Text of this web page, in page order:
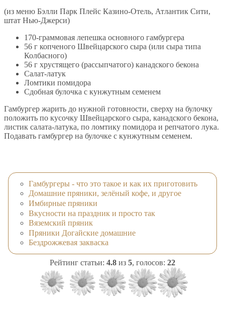
(из меню Бэлли Парк Плейс Казино-Отель, Атлантик Сити,
штат Нью-Джерси)
170-граммовая лепешка основного гамбургера
56 г копченого Швейцарского сыра (или сыра типа
Колбасного)
56 г хрустящего (рассыпчатого) канадского бекона
Салат-латук
Ломтики помидора
Сдобная булочка с кунжутным семенем
Гамбургер жарить до нужной готовности, сверху на булочку
положить по кусочку Швейцарского сыра, канадского бекона,
листик салата-латука, по ломтику помидора и репчатого лука.
Подавать гамбургер на булочке с кунжутным семенем.
Гамбургеры - что это такое и как их приготовить
Домашние пряники, зелёный кофе, и другое
Имбирные пряники
Вкусности на праздник и просто так
Вяземский пряник
Пряники Догайские домашние
Бездрожжевая закваска
Рейтинг статьи: 4.8 из 5, голосов: 22